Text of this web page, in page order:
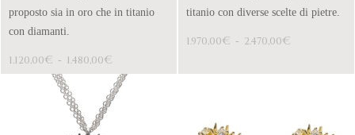
proposto sia in oro che in titanio
con diamanti.
1.120,00€ - 1.480,00€
titanio con diverse scelte di pietre.
1.970,00€ - 2.470,00€